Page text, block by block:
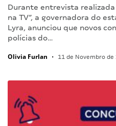
Durante entrevista realizada
na TV”, a governadora do
Lyra, anunciou que novos
polícias do…
Olivia Furlan • 11 de Novembro de